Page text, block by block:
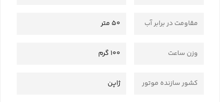
مقاومت در برابر آب 50 متر
وزن ساعت 100 گرم
کشور سازنده موتور ژاپن